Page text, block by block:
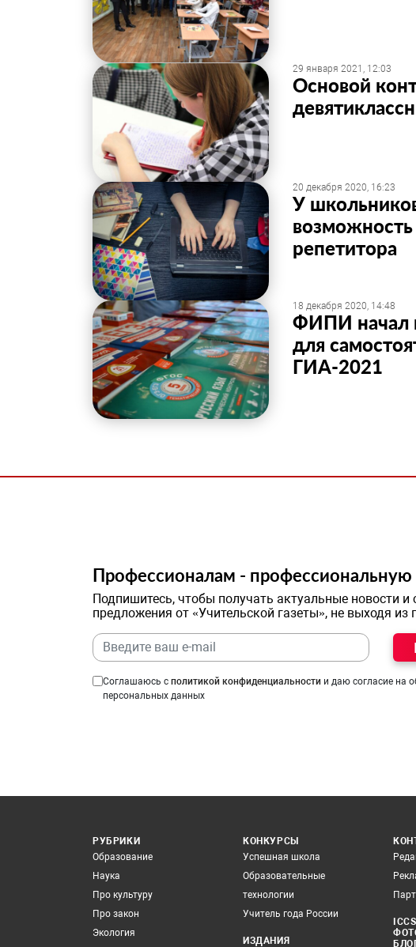
29 января 2021, 12:03
Основой
20 декабря 2020, 16:23
У
возможность
репетитора
18 декабря 2020, 14:48
ФИПИ начал
для
ГИА-2021
Профессионалам - профессиональную
Подпишитесь, чтобы получать актуальные новости и
предложения от «Учительской газеты», не выходя из
Соглашаюсь с политикой конфиденциальности и даю согласие на
персональных данных
РУБРИКИ
Образование
Наука
Про культуру
Про закон
Экология
КОНКУРСЫ
Успешная школа
Образовательные
технологии
Учитель года России
ИЗДАНИЯ
ICCS